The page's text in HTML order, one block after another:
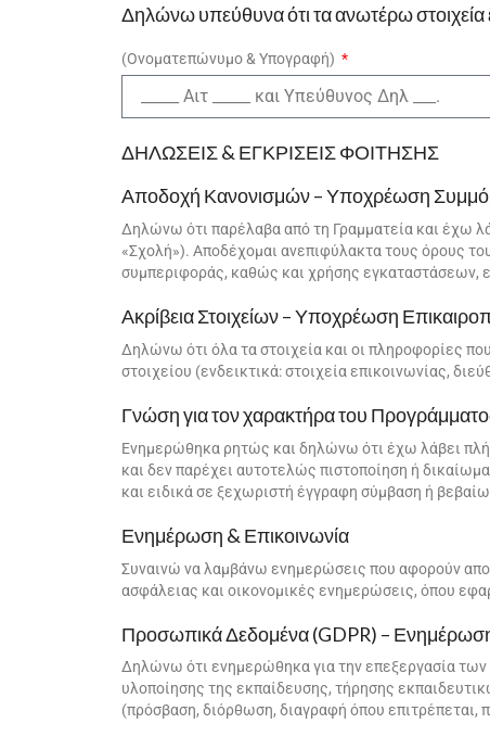
Δηλώνω υπεύθυνα ότι τα ανωτέρω
(Ονοματεπώνυμο & Υπογραφή)
ΔΗΛΩΣΕΙΣ & ΕΓΚΡΙΣΕΙΣ ΦΟΙΤΗΣΗΣ
Αποδοχή Κανονισμών – Υποχρέωση
Δηλώνω ότι παρέλαβα από τη Γραμματεία και έχω
«Σχολή»). Αποδέχομαι ανεπιφύλακτα τους όρους
συμπεριφοράς, καθώς και χρήσης εγκαταστάσεων,
Ακρίβεια Στοιχείων – Υποχρέωση
Δηλώνω ότι όλα τα στοιχεία και οι πληροφορίες
στοιχείου (ενδεικτικά: στοιχεία επικοινωνίας,
Γνώση για τον χαρακτήρα του
Ενημερώθηκα ρητώς και δηλώνω ότι έχω λάβει
και δεν παρέχει αυτοτελώς πιστοποίηση ή
και ειδικά σε ξεχωριστή έγγραφη σύμβαση ή
Ενημέρωση & Επικοινωνία
Συναινώ να λαμβάνω ενημερώσεις που αφορούν
ασφάλειας και οικονομικές ενημερώσεις, όπου
Προσωπικά Δεδομένα (GDPR) – Ενημέρωση
Δηλώνω ότι ενημερώθηκα για την επεξεργασία
υλοποίησης της εκπαίδευσης, τήρησης
(πρόσβαση, διόρθωση, διαγραφή όπου επιτρέπεται,